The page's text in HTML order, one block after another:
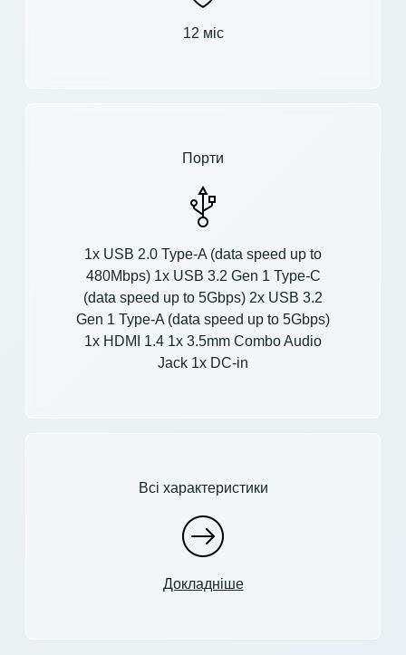
12 міс
Порти
1x USB 2.0 Type-A (data speed up to
480Mbps) 1x USB 3.2 Gen 1 Type-C
(data speed up to 5Gbps) 2x USB 3.2
Gen 1 Type-A (data speed up to 5Gbps)
1x HDMI 1.4 1x 3.5mm Combo Audio
Jack 1x DC-in
Всі характеристики
Докладніше